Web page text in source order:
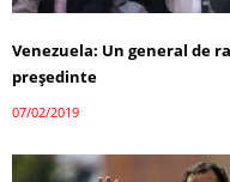
Venezuela: Un general de
președinte
07/02/2019